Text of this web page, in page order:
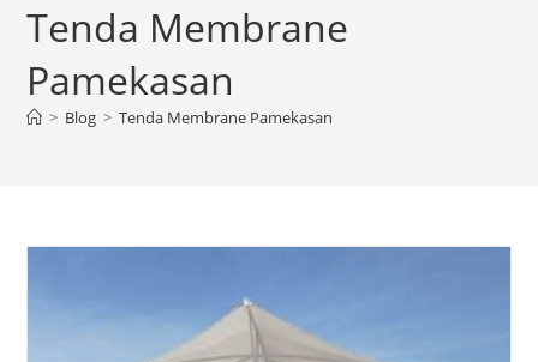
Tenda Membrane
Pamekasan
> Blog > Tenda Membrane Pamekasan